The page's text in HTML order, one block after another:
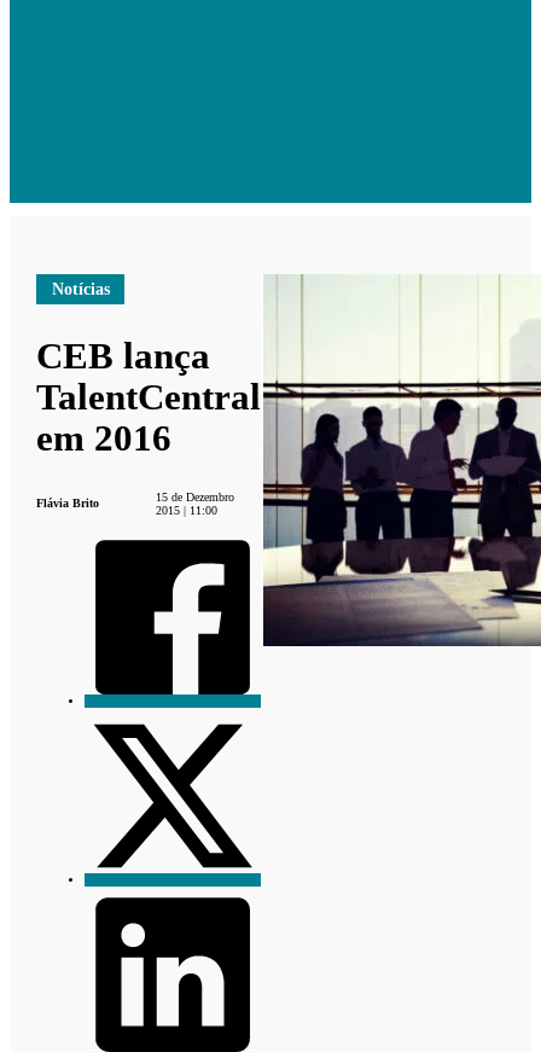
Notícias
CEB lança
TalentCentral
em 2016
Flávia Brito
15 de Dezembro
2015 | 11:00